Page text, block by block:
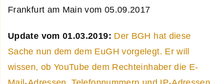
Frankfurt am Main vom 05.09.2017
Update vom 01.03.2019: Der BGH hat diese
Sache nun dem dem EuGH vorgelegt. Er will
wissen, ob YouTube dem Rechteinhaber die E-